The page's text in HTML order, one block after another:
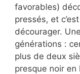
favorables)
pressés, et
décourager.
générations :
plus de deux
presque noir